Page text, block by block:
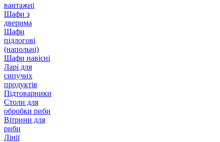
вантажні
Шафи з
дверима
Шафи
підлогові
(напольні)
Шафи навісні
Ларі для
сипучих
продуктів
Підтоварники
Столи для
обробки риби
Вітрини для
риби
Лінії